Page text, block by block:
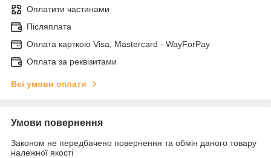
Оплатити частинами
Післяплата
Оплата карткою Visa, Mastercard - WayForPay
Оплата за реквізитами
Всі умови оплати
Умови повернення
Законом не передбачено повернення та обмін даного товару
належної якості